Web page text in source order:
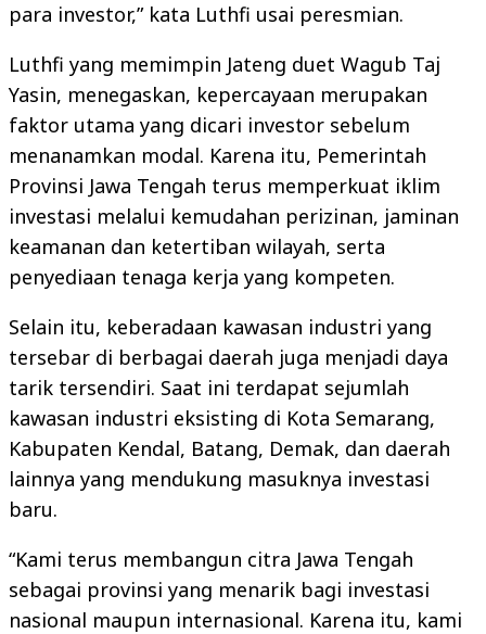
para investor,” kata Luthfi usai peresmian.
Luthfi yang memimpin Jateng duet Wagub Taj
Yasin, menegaskan, kepercayaan merupakan
faktor utama yang dicari investor sebelum
menanamkan modal. Karena itu, Pemerintah
Provinsi Jawa Tengah terus memperkuat iklim
investasi melalui kemudahan perizinan, jaminan
keamanan dan ketertiban wilayah, serta
penyediaan tenaga kerja yang kompeten.
Selain itu, keberadaan kawasan industri yang
tersebar di berbagai daerah juga menjadi daya
tarik tersendiri. Saat ini terdapat sejumlah
kawasan industri eksisting di Kota Semarang,
Kabupaten Kendal, Batang, Demak, dan daerah
lainnya yang mendukung masuknya investasi
baru.
“Kami terus membangun citra Jawa Tengah
sebagai provinsi yang menarik bagi investasi
nasional maupun internasional. Karena itu, kami